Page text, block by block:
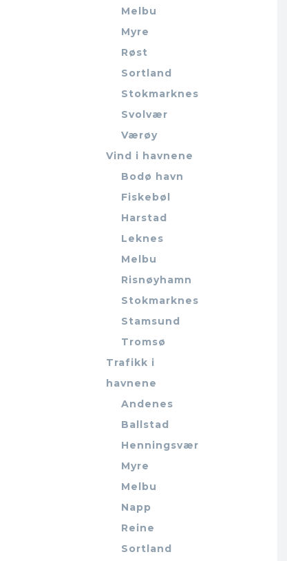
Melbu
Myre
Røst
Sortland
Stokmarknes
Svolvær
Værøy
Vind i havnene
Bodø havn
Fiskebøl
Harstad
Leknes
Melbu
Risnøyhamn
Stokmarknes
Stamsund
Tromsø
Trafikk i
havnene
Andenes
Ballstad
Henningsvær
Myre
Melbu
Napp
Reine
Sortland